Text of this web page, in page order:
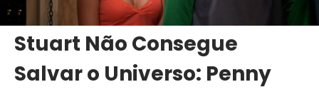
Stuart Não Consegue
Salvar o Universo: Penny